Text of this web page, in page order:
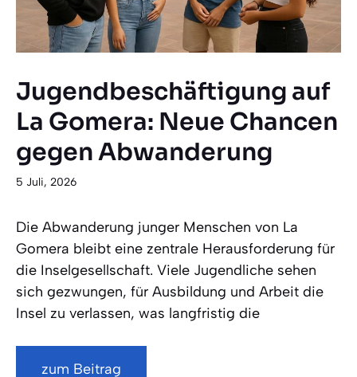
Jugendbeschäftigung auf
La Gomera: Neue Chancen
gegen Abwanderung
5 Juli, 2026
Die Abwanderung junger Menschen von La
Gomera bleibt eine zentrale Herausforderung für
die Inselgesellschaft. Viele Jugendliche sehen
sich gezwungen, für Ausbildung und Arbeit die
Insel zu verlassen, was langfristig die
zum Beitrag